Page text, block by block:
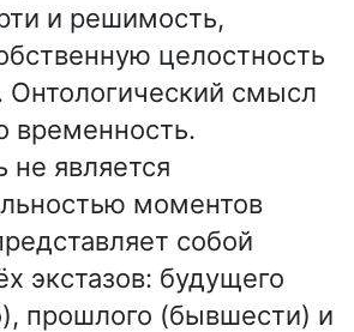
и решимость,
целостность
Онтологический смысл
временность.
не является
моментов
собой
экстазов: будущего
прошлого (бывшести) и